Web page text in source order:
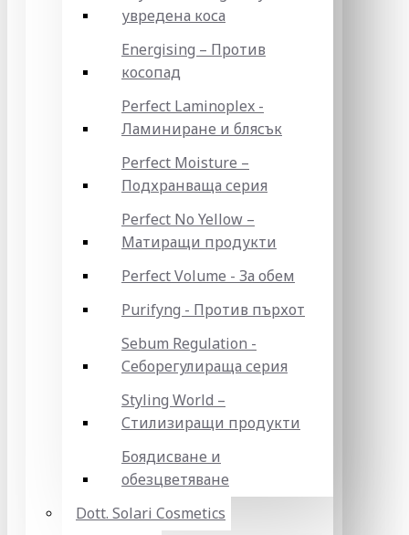
увредена коса
Energising – Против
косопад
Perfect Laminoplex -
Ламиниране и блясък
Perfect Moisture –
Подхранваща серия
Perfect No Yellow –
Матиращи продукти
Perfect Volume - За обем
Purifyng - Против пърхот
Sebum Regulation -
Себорегулираща серия
Styling World –
Стилизиращи продукти
Боядисване и
обезцветяване
Dott. Solari Cosmetics